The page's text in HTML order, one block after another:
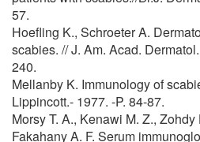
57.
Hoefling K., Schroeter A.
scabies. // J. Am. Acad.
240.
Mellanby K. Immunology of
Lippincott.- 1977. -P. 84-87.
Morsy T. A., Kenawi M. Z.,
Fakahany A. F. Serum